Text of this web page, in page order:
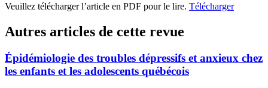
Veuillez télécharger l’article en PDF pour le lire. Télécharger
Autres articles de cette revue
Épidémiologie des troubles dépressifs et anxieux chez
les enfants et les adolescents québécois